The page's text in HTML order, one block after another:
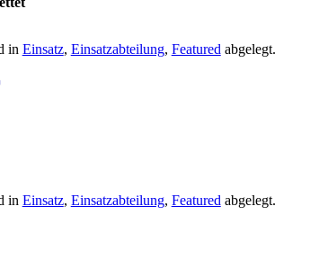
in Einsatz, Einsatzabteilung, Featured abgelegt.
in Einsatz, Einsatzabteilung, Featured abgelegt.